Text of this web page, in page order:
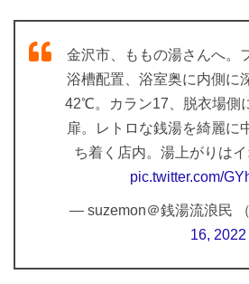
金沢市、ももの湯さんへ。
浴槽配置、浴室奥に内側に
42℃。カラン17、脱衣場側
扉。レトロな銭湯を綺麗に
ち着く店内。湯上がりはイ
pic.twitter.com/
— suzemon＠銭湯流浪民
16, 2022